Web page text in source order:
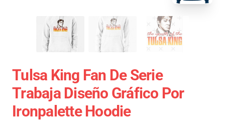
Tulsa King Fan De Serie
Trabaja Diseño Gráfico Por
Ironpalette Hoodie